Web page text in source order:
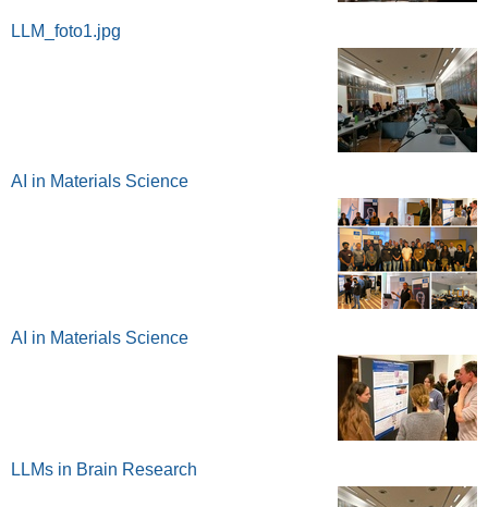
LLM_foto1.jpg
AI in Materials Science
AI in Materials Science
LLMs in Brain Research